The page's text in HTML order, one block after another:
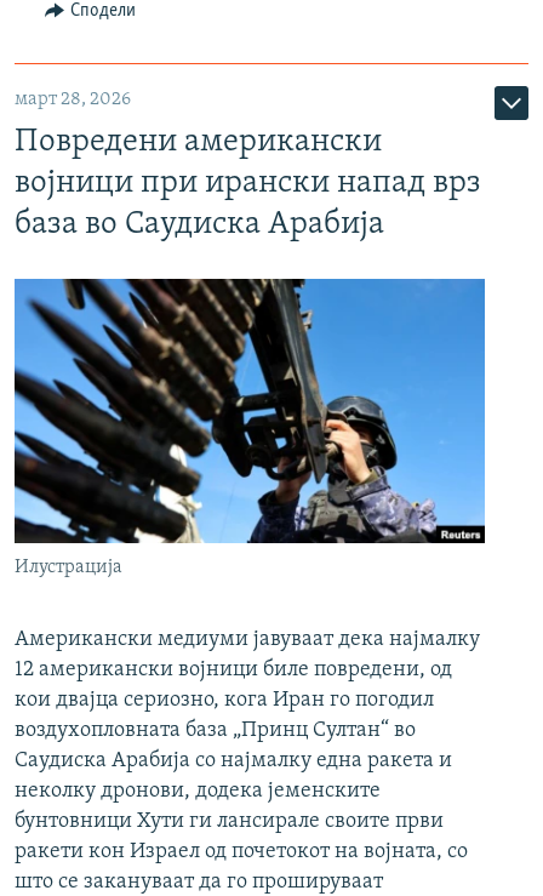
Сподели
март 28, 2026
Повредени американски
војници при ирански напад врз
база во Саудиска Арабија
Илустрација
Американски медиуми јавуваат дека најмалку
12 американски војници биле повредени, од
кои двајца сериозно, кога Иран го погодил
воздухопловната база „Принц Султан“ во
Саудиска Арабија со најмалку една ракета и
неколку дронови, додека јеменските
бунтовници Хути ги лансирале своите први
ракети кон Израел од почетокот на војната, со
што се закануваат да го прошируваат